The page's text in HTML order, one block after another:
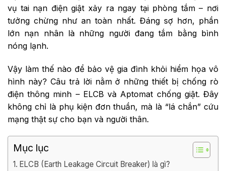
vụ tai nạn điện giật xảy ra ngay tại phòng tắm – nơi
tưởng chừng như an toàn nhất. Đáng sợ hơn, phần
lớn nạn nhân là những người đang tắm bằng bình
nóng lạnh.
Vậy làm thế nào để bảo vệ gia đình khỏi hiểm họa vô
hình này? Câu trả lời nằm ở những thiết bị chống rò
điện thông minh – ELCB và Aptomat chống giật. Đây
không chỉ là phụ kiện đơn thuần, mà là “lá chắn” cứu
mạng thật sự cho bạn và người thân.
Mục lục
ELCB (Earth Leakage Circuit Breaker) là gì?